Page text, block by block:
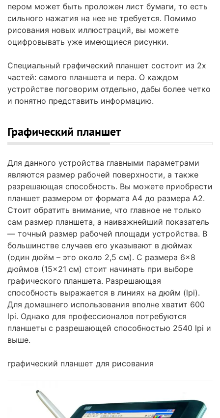
пером может быть проложен лист бумаги, то есть
сильного нажатия на нее не требуется. Помимо
рисования новых иллюстраций, вы можете
оцифровывать уже имеющиеся рисунки.
Специальный графический планшет состоит из 2х
частей: самого планшета и пера. О каждом
устройстве поговорим отдельно, дабы более четко
и понятно представить информацию.
Графический планшет
Для данного устройства главными параметрами
являются размер рабочей поверхности, а также
разрешающая способность. Вы можете приобрести
планшет размером от формата А4 до размера А2.
Стоит обратить внимание, что главное не только
сам размер планшета, а наиважнейший показатель
— точный размер рабочей площади устройства. В
большинстве случаев его указывают в дюймах
(один дюйм – это около 2,5 см). С размера 6×8
дюймов (15×21 см) стоит начинать при выборе
графического планшета. Разрешающая
способность выражается в линиях на дюйм (lpi).
Для домашнего использования вполне хватит 600
lpi. Однако для профессионалов потребуются
планшеты с разрешающей способностью 2540 lpi и
выше.
графический планшет для рисования